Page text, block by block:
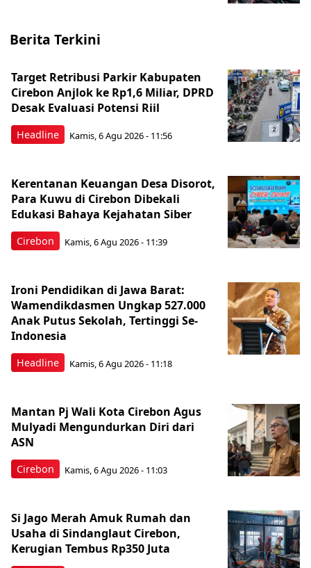
Berita Terkini
Headline
Target Retribusi Parkir Kabupaten
Cirebon Anjlok ke Rp1,6 Miliar, DPRD
Desak Evaluasi Potensi Riil
Kamis, 6 Agu 2026 - 11:56
Cirebon
Kerentanan Keuangan Desa Disorot,
Para Kuwu di Cirebon Dibekali
Edukasi Bahaya Kejahatan Siber
Kamis, 6 Agu 2026 - 11:39
Headline
Ironi Pendidikan di Jawa Barat:
Wamendikdasmen Ungkap 527.000
Anak Putus Sekolah, Tertinggi Se-
Indonesia
Kamis, 6 Agu 2026 - 11:18
Cirebon
Mantan Pj Wali Kota Cirebon Agus
Mulyadi Mengundurkan Diri dari
ASN
Kamis, 6 Agu 2026 - 11:03
Si Jago Merah Amuk Rumah dan
Usaha di Sindanglaut Cirebon,
Kerugian Tembus Rp350 Juta